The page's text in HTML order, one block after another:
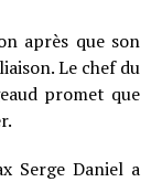
après que son
Le chef du
promet que
Serge Daniel a